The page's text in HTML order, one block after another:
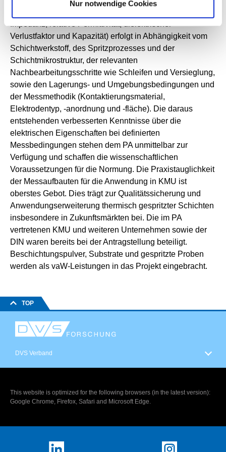
Nur notwendige Cookies
Impedanz, relative Permittivität, dielektrischer
Verlustfaktor und Kapazität) erfolgt in Abhängigkeit vom
Schichtwerkstoff, des Spritzprozesses und der
Schichtmikrostruktur, der relevanten
Nachbearbeitungsschritte wie Schleifen und Versieglung,
sowie den Lagerungs- und Umgebungsbedingungen und
der Messmethodik (Kontaktierungsmaterial,
Elektrodentyp, -anordnung und -fläche). Die daraus
entstehenden verbesserten Kenntnisse über die
elektrischen Eigenschaften bei definierten
Messbedingungen stehen dem PA unmittelbar zur
Verfügung und schaffen die wissenschaftlichen
Voraussetzungen für die Normung. Die Praxistauglichkeit
der Messaufbauten für die Anwendung in KMU ist
oberstes Gebot. Dies trägt zur Qualitätssicherung und
Anwendungserweiterung thermisch gespritzter Schichten
insbesondere in Zukunftsmärkten bei. Die im PA
vertretenen KMU und weiteren Unternehmen sowie der
DIN waren bereits bei der Antragstellung beteiligt.
Beschichtungspulver, Substrate und gespritzte Proben
werden als vaW-Leistungen in das Projekt eingebracht.
TOP
DVS Verband
This website is optimized for the following browsers (in the latest version):
Google Chrome, Firefox, Safari and Microsoft Edge.